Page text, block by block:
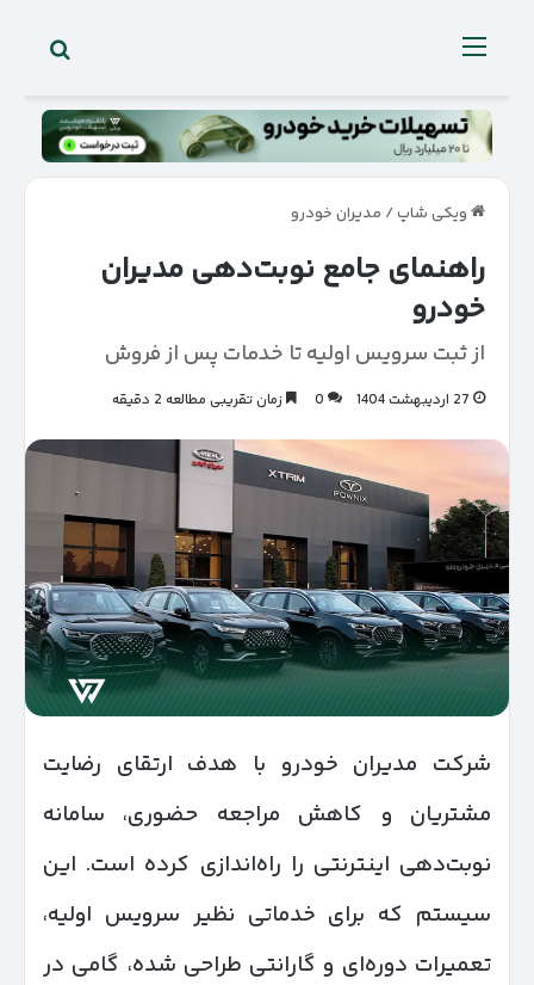
منو
ویکی شاپ/ مدیران خودرو
راهنمای جامع نوبت‌دهی مدیران
خودرو
از ثبت سرویس اولیه تا خدمات پس از فروش
27 اردیبهشت 1404 0 زمان تقریبی مطالعه 2 دقیقه
شرکت مدیران خودرو با هدف ارتقای رضایت
مشتریان و کاهش مراجعه حضوری، سامانه
نوبت‌دهی اینترنتی را راه‌اندازی کرده است. این
سیستم که برای خدماتی نظیر سرویس اولیه،
تعمیرات دوره‌ای و گارانتی طراحی شده، گامی در